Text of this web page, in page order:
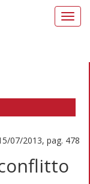
07/2013, pag. 478